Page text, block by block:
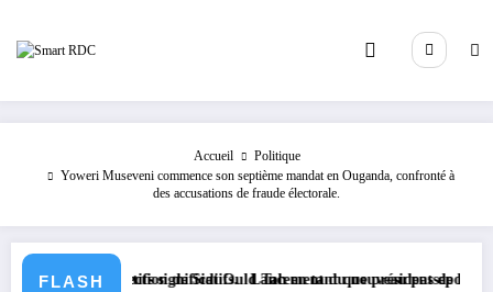
contenu
Accueil
Politique
Yoweri Museveni commence son septième mandat en Ouganda, confronté à
des accusations de fraude électorale.
FLASH
législatifs significatifs.
à l’élection de Sidi Ould Tah en tant que président de la Banque
Lancement du nouveau passeport biométrique